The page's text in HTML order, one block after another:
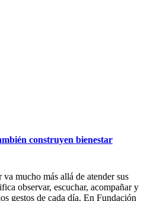
construyen bienestar
mucho más allá de atender sus
observar, escuchar, acompañar y
gestos de cada día. En Fundación